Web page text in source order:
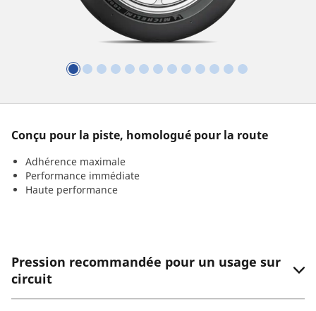
Conçu pour la piste, homologué pour la route
Adhérence maximale
Performance immédiate
Haute performance
Pression recommandée pour un usage sur
circuit